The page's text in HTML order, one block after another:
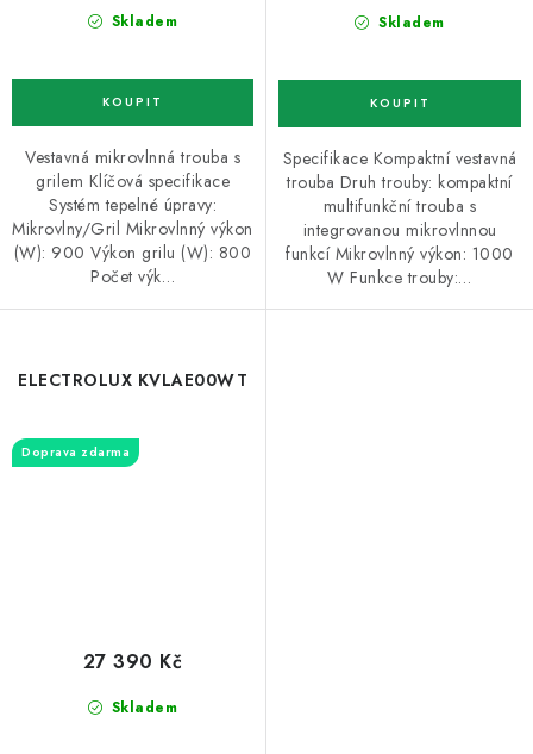
Skladem
Vestavná mikrovlnná trouba s
grilem Klíčová specifikace
Systém tepelné úpravy:
Mikrovlny/Gril Mikrovlnný výkon
(W): 900 Výkon grilu (W): 800
Počet výk…
Skladem
Specifikace Kompaktní vestavná
trouba Druh trouby: kompaktní
multifunkční trouba s
integrovanou mikrovlnnou
funkcí Mikrovlnný výkon: 1000
W Funkce trouby:…
ELECTROLUX KVLAE00WT
Doprava zdarma
Skladem
27 390 Kč